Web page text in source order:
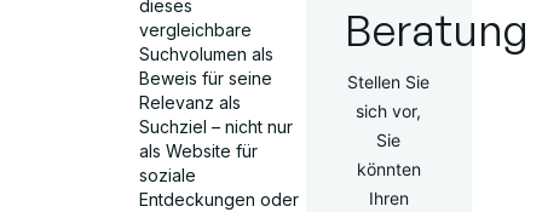
dieses
vergleichbare
Suchvolumen als
Beweis für seine
Relevanz als
Suchziel – nicht nur
als Website für
soziale
Entdeckungen oder
Beratung
Stellen Sie
sich vor,
Sie
könnten
Ihren